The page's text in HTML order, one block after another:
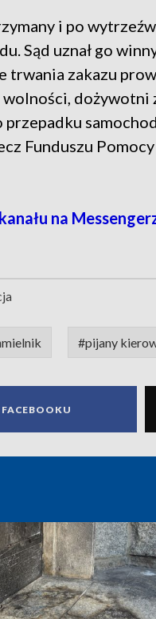
i po
Sąd uznał go
trwania zakazu
dożywotni
przepadku
Funduszu
na
#pijany